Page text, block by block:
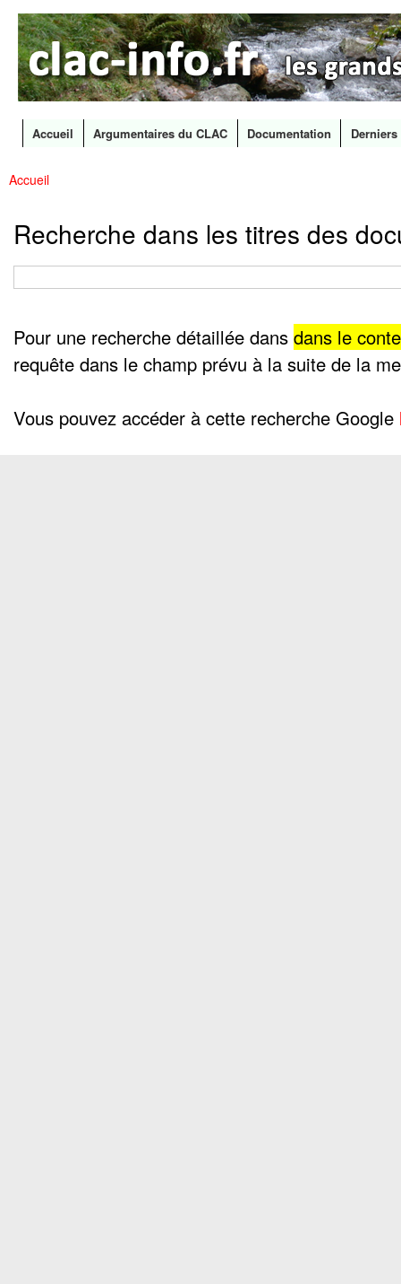
CLAC
Info
Les
grands
canaux
en
Menu principal
Accueil Argumentaires du CLAC Documentation
Accueil
Recherche dans les titres des
Formulaire
recherche
Pour une recherche détaillée dans dans le
requête dans le champ prévu à la suite de la
Vous pouvez accéder à cette recherche Google